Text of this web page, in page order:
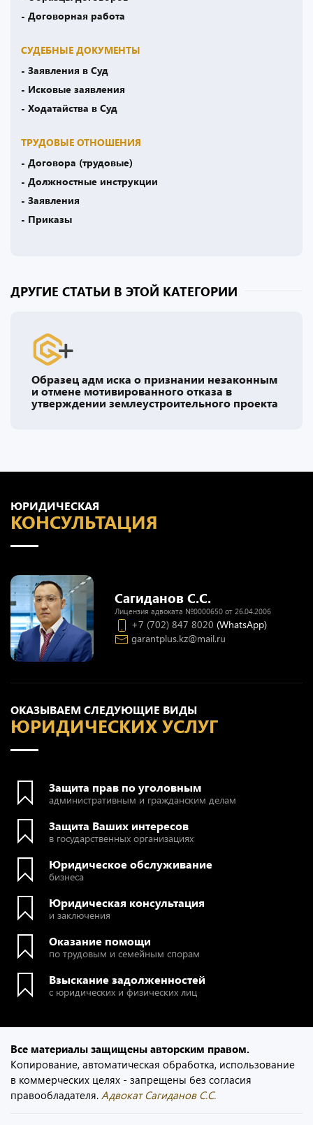
- Договорная работа
СУДЕБНЫЕ ДОКУМЕНТЫ
- Заявления в Суд
- Исковые заявления
- Ходатайства в Суд
ТРУДОВЫЕ ОТНОШЕНИЯ
- Договора (трудовые)
- Должностные инструкции
- Заявления
- Приказы
ДРУГИЕ СТАТЬИ В ЭТОЙ КАТЕГОРИИ
Образец адм иска о признании незаконным
и отмене мотивированного отказа в
утверждении землеустроительного проекта
ОКАЗЫВАЕМ СЛЕДУЮЩИЕ ВИДЫ
ЮРИДИЧЕСКИХ УСЛУГ
Защита прав по уголовным
административным и гражданским делам
Защита Ваших интересов
в государственных организациях
Юридическое обслуживание
бизнеса
Юридическая консультация
и заключения
Оказание помощи
по трудовым и семейным спорам
Взыскание задолженностей
с юридических и физических лиц
ЮРИДИЧЕСКАЯ
КОНСУЛЬТАЦИЯ
Сагиданов С.С.
Лицензия адвоката №0000650 от 26.04.2006
+7 (702) 847 8020 (WhatsApp)
garantplus.kz@mail.ru
Все материалы защищены авторским правом.
Копирование, автоматическая обработка, использование
в коммерческих целях - запрещены без согласия
правообладателя. Адвокат Сагиданов С.С.